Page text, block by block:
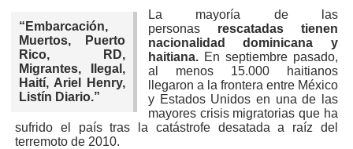
“ Embarcación,
Muertos, Puerto
Rico, RD,
Migrantes, Ilegal,
Haití, Ariel Henry,
Listín Diario.”
La mayoría de las
personas rescatadas tienen
nacionalidad dominicana y
haitiana. En septiembre pasado,
al menos 15.000 haitianos
llegaron a la frontera entre México
y Estados Unidos en una de las
mayores crisis migratorias que ha
sufrido el país tras la catástrofe desatada a raíz del
terremoto de 2010.